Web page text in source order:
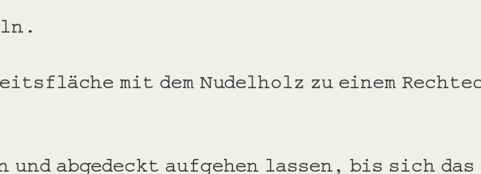
mit dem Nudelholz zu einem
abgedeckt aufgehen lassen, bis sich das